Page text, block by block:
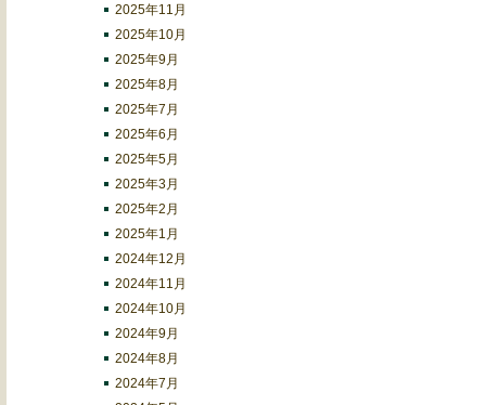
2025年11月
2025年10月
2025年9月
2025年8月
2025年7月
2025年6月
2025年5月
2025年3月
2025年2月
2025年1月
2024年12月
2024年11月
2024年10月
2024年9月
2024年8月
2024年7月